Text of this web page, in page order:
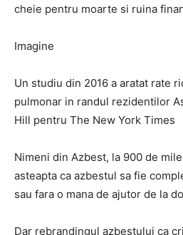
cheie pentru moarte si ruina
Imagine
Un studiu din 2016 a aratat rate
pulmonar in randul rezidentilor
Hill pentru The New York Times
Nimeni din Azbest, la 900 de
asteapta ca azbestul sa fie
sau fara o mana de ajutor de la
Dar rebrandingul azbestului ca